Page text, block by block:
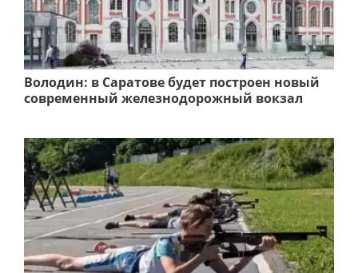
Володин: в Саратове будет построен новый
современный железнодорожный вокзал